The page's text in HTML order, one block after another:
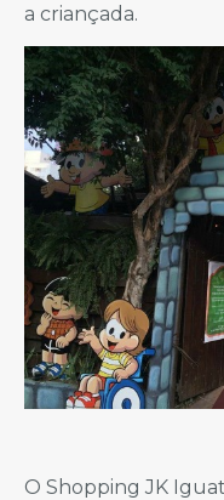
a criançada.
O Shopping JK